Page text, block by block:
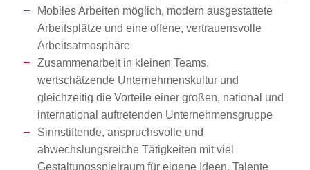
Mobiles Arbeiten möglich, modern ausgestattete
Arbeitsplätze und eine offene, vertrauensvolle
Arbeitsatmosphäre
Zusammenarbeit in kleinen Teams,
wertschätzende Unternehmenskultur und
gleichzeitig die Vorteile einer großen, national und
international auftretenden Unternehmensgruppe
Sinnstiftende, anspruchsvolle und
abwechslungsreiche Tätigkeiten mit viel
Gestaltungsspielraum für eigene Ideen, Talente